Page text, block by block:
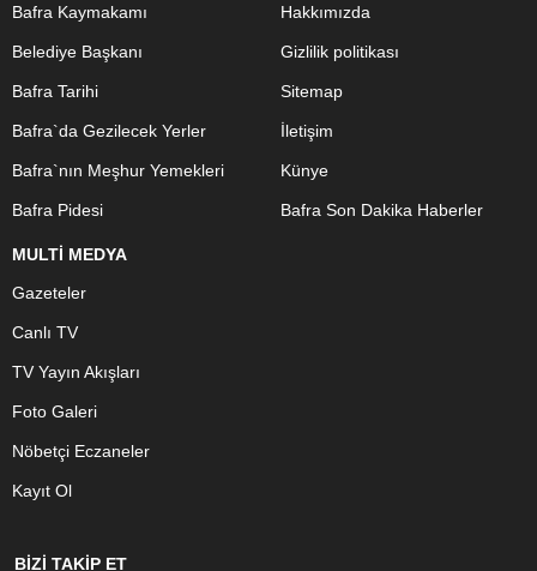
Bafra Kaymakamı
Belediye Başkanı
Bafra Tarihi
Bafra`da Gezilecek Yerler
Bafra`nın Meşhur Yemekleri
Bafra Pidesi
Hakkımızda
Gizlilik politikası
Sitemap
İletişim
Künye
Bafra Son Dakika Haberler
MULTİ MEDYA
Gazeteler
Canlı TV
TV Yayın Akışları
Foto Galeri
Nöbetçi Eczaneler
Kayıt Ol
BİZİ TAKİP ET